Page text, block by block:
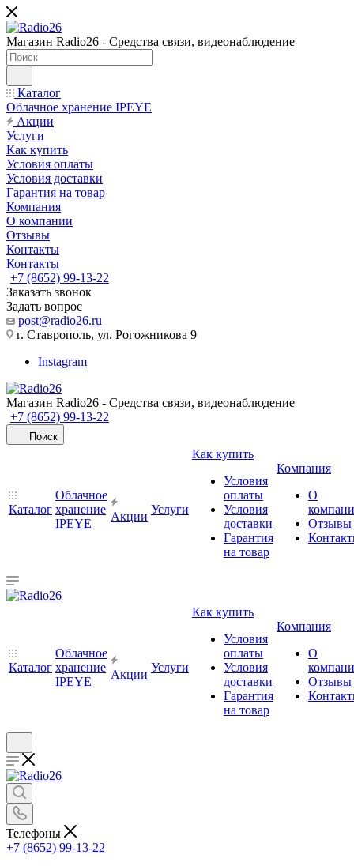
Магазин Radio26 - Средства связи, видеонаблюдение
Каталог
Облачное хранение IPEYE
Акции
Услуги
Как купить
Условия оплаты
Условия доставки
Гарантия на товар
Компания
О компании
Отзывы
Контакты
Контакты
+7 (8652) 99-13-22
Заказать звонок
Задать вопрос
post@radio26.ru
г. Ставрополь, ул. Рогожникова 9
Instagram
Магазин Radio26 - Средства связи, видеонаблюдение
+7 (8652) 99-13-22
Поиск
Каталог
Облачное
хранение
IPEYE
Акции
Услуги
Как купить
Условия
оплаты
Условия
доставки
Гарантия
на товар
Компания
О
Отзывы
Каталог
Облачное
хранение
IPEYE
Акции
Услуги
Как купить
Условия
оплаты
Условия
доставки
Гарантия
на товар
Компания
О
Отзывы
Телефоны
+7 (8652) 99-13-22